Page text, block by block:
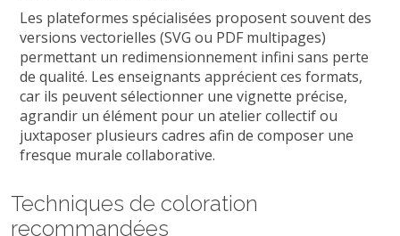
Les plateformes spécialisées proposent souvent des
versions vectorielles (SVG ou PDF multipages)
permettant un redimensionnement infini sans perte
de qualité. Les enseignants apprécient ces formats,
car ils peuvent sélectionner une vignette précise,
agrandir un élément pour un atelier collectif ou
juxtaposer plusieurs cadres afin de composer une
fresque murale collaborative.
Techniques de coloration
recommandées